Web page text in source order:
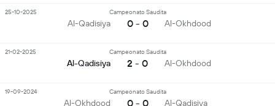
Al-Qadisiya
Campeonato Saudita
0 - 0 Al-Okhdood
25-10-2025
Al-Qadisiya
Campeonato Saudita
2 - 0 Al-Okhdood
21-02-2025
Al-Okhdood
Campeonato Saudita
0 - 0 Al-Qadisiya
19-09-2024